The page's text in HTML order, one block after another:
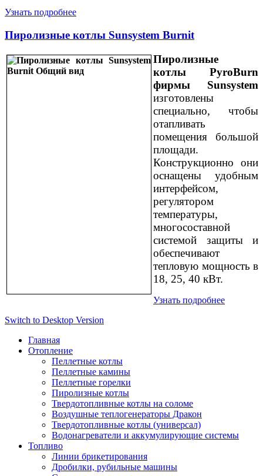
Узнать подробнее
Пиролизные котлы Sunsystem Burnit
Пиролизные
котлы PyroBurn
фирмы Sunsystem
изготовлены
специально, чтобы
отапливать
помещения большой
площади.
Конструкционно они
оснащены удобным
интерфейсом,
регулятором
температуры,
многосоставной
системой защиты и
обеспечивают
тепловую мощность в
18, 25, 40 кВт.
Узнать подробнее
Switch to Desktop Version
Главная
Отопление
Пеллетные котлы
Пеллетные камины
Пеллетные горелки
Пиролизные котлы
Твердотопливные котлы на соломе
Воздушные теплогенераторы Дракон
Твердотопливные котлы (универсал)
Водонагреватели и аккумулирующие системы
Топливо
Линии брикетирования
Дробилки, рубильные машины